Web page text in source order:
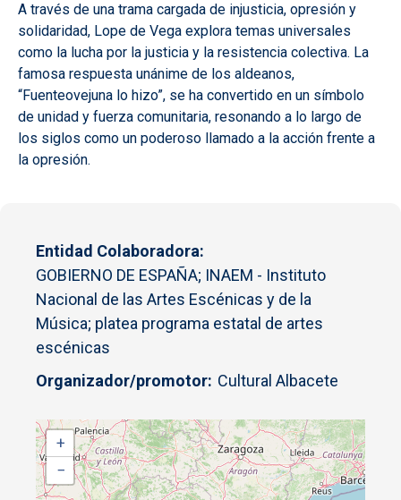
A través de una trama cargada de injusticia, opresión y
solidaridad, Lope de Vega explora temas universales
como la lucha por la justicia y la resistencia colectiva. La
famosa respuesta unánime de los aldeanos,
“Fuenteovejuna lo hizo”, se ha convertido en un símbolo
de unidad y fuerza comunitaria, resonando a lo largo de
los siglos como un poderoso llamado a la acción frente a
la opresión.
Entidad Colaboradora
GOBIERNO DE ESPAÑA; INAEM - Instituto
Nacional de las Artes Escénicas y de la
Música; platea programa estatal de artes
escénicas
Organizador/promotor Cultural Albacete
+
−